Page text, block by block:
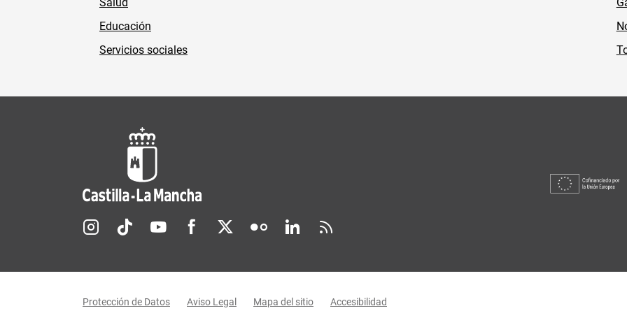
Educación
Servicios sociales
Redes sociales JCCM
Protección de Datos Aviso Legal Mapa del sitio Accesibilidad